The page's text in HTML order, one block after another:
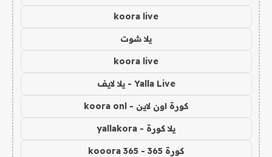
koora live
يلا شوت
koora live
Yalla Live - يلا لايف
كورة اون لاين - koora onl
يلا كورة - yallakora
كورة 365 - kooora 365